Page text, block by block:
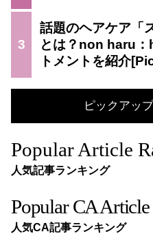
3
話題のヘアケア「
とは？non haru：
トメントを紹介
ピックアッ
Popular Article
人気記事ランキング
Popular CA
人気CA記事ランキング